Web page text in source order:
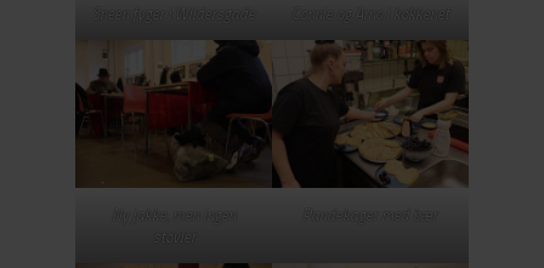
Sneen fyger i Wildersgade Connie og Arno i køkkenet
Ny jakke, men ingen
støvler
Pandekager med bær